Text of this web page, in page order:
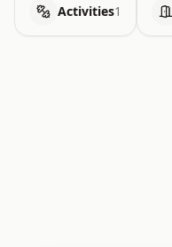
Activities1